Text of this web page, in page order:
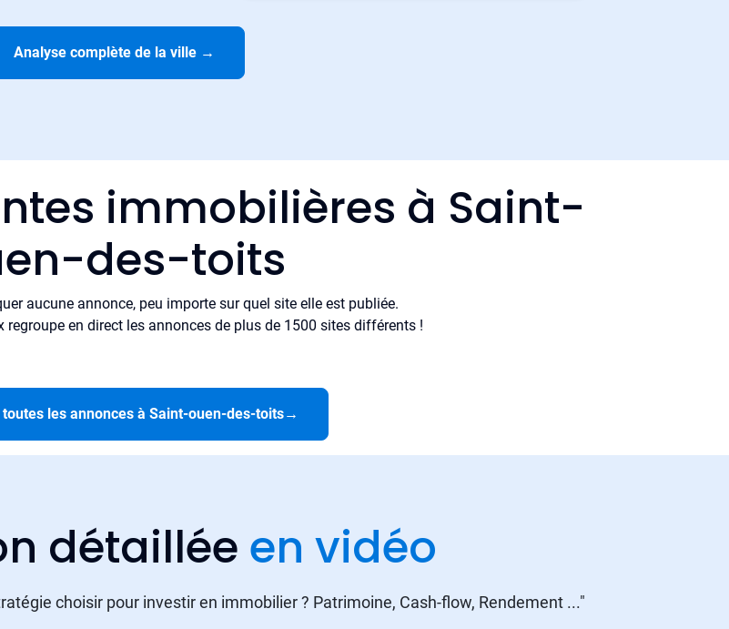
Analyse complète de la ville →
immobilières à Saint-
des-toits
aucune annonce, peu importe sur quel site elle est publiée.
regroupe en direct les annonces de plus de 1500 sites différents !
toutes les annonces à Saint-ouen-des-toits→
détaillée en vidéo
choisir pour investir en immobilier ? Patrimoine, Cash-flow, Rendement ..."